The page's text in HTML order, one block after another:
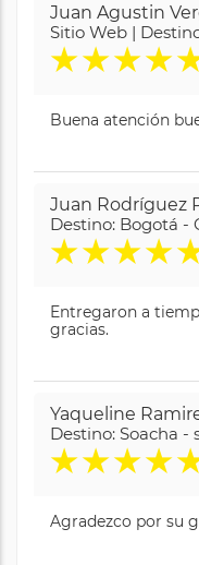
Juan Agustin
Sitio Web |
★★★★
Buena atención
Juan Rodríguez
Destino: Bogotá -
★★★★
Entregaron a
gracias.
Yaqueline
Destino: Soacha
★★★★
Agradezco por su